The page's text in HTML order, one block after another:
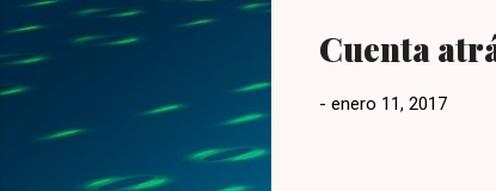
Cuenta
- enero 11, 2017